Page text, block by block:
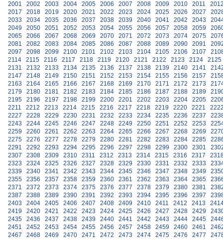
2001
2002 2003 2004 2005 2006 2007 2008 2009 2010 2011
2017
2018 2019 2020 2021 2022 2023 2024 2025 2026 2027
2033
2034 2035 2036 2037 2038 2039 2040 2041 2042 2043
2049
2050 2051 2052 2053 2054 2055 2056 2057 2058 2059
2065
2066 2067 2068 2069 2070 2071 2072 2073 2074 2075
2081
2082 2083 2084 2085 2086 2087 2088 2089 2090 2091
2097
2098 2099 2100 2101 2102 2103 2104 2105 2106 2107
2114
2115 2116 2117 2118 2119 2120 2121 2122 2123 2124
2125
2131
2132 2133 2134 2135 2136 2137 2138 2139 2140 2141
2147
2148 2149 2150 2151 2152 2153 2154 2155 2156 2157
2163
2164 2165 2166 2167 2168 2169 2170 2171 2172 2173
2179
2180 2181 2182 2183 2184 2185 2186 2187 2188 2189
2195
2196 2197 2198 2199 2200 2201 2202 2203 2204 2205
2211
2212 2213 2214 2215 2216 2217 2218 2219 2220 2221
2227
2228 2229 2230 2231 2232 2233 2234 2235 2236 2237
2243
2244 2245 2246 2247 2248 2249 2250 2251 2252 2253
2259
2260 2261 2262 2263 2264 2265 2266 2267 2268 2269
2275
2276 2277 2278 2279 2280 2281 2282 2283 2284 2285
2291
2292 2293 2294 2295 2296 2297 2298 2299 2300 2301
2307
2308 2309 2310 2311 2312 2313 2314 2315 2316 2317
2323
2324 2325 2326 2327 2328 2329 2330 2331 2332 2333
2339
2340 2341 2342 2343 2344 2345 2346 2347 2348 2349
2355
2356 2357 2358 2359 2360 2361 2362 2363 2364 2365
2371
2372 2373 2374 2375 2376 2377 2378 2379 2380 2381
2387
2388 2389 2390 2391 2392 2393 2394 2395 2396 2397
2403
2404 2405 2406 2407 2408 2409 2410 2411 2412 2413
2419
2420 2421 2422 2423 2424 2425 2426 2427 2428 2429
2435
2436 2437 2438 2439 2440 2441 2442 2443 2444 2445
2451
2452 2453 2454 2455 2456 2457 2458 2459 2460 2461
2467
2468 2469 2470 2471 2472 2473 2474 2475 2476 2477